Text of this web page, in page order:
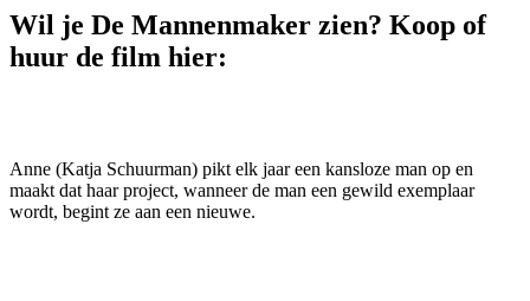
Wil je De Mannenmaker zien? Koop of
huur de film hier:
Anne (Katja Schuurman) pikt elk jaar een kansloze man op en
maakt dat haar project, wanneer de man een gewild exemplaar
wordt, begint ze aan een nieuwe.